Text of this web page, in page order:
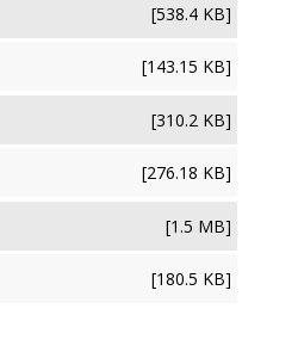
[538.4 KB]
[143.15 KB]
[310.2 KB]
[276.18 KB]
[1.5 MB]
[180.5 KB]